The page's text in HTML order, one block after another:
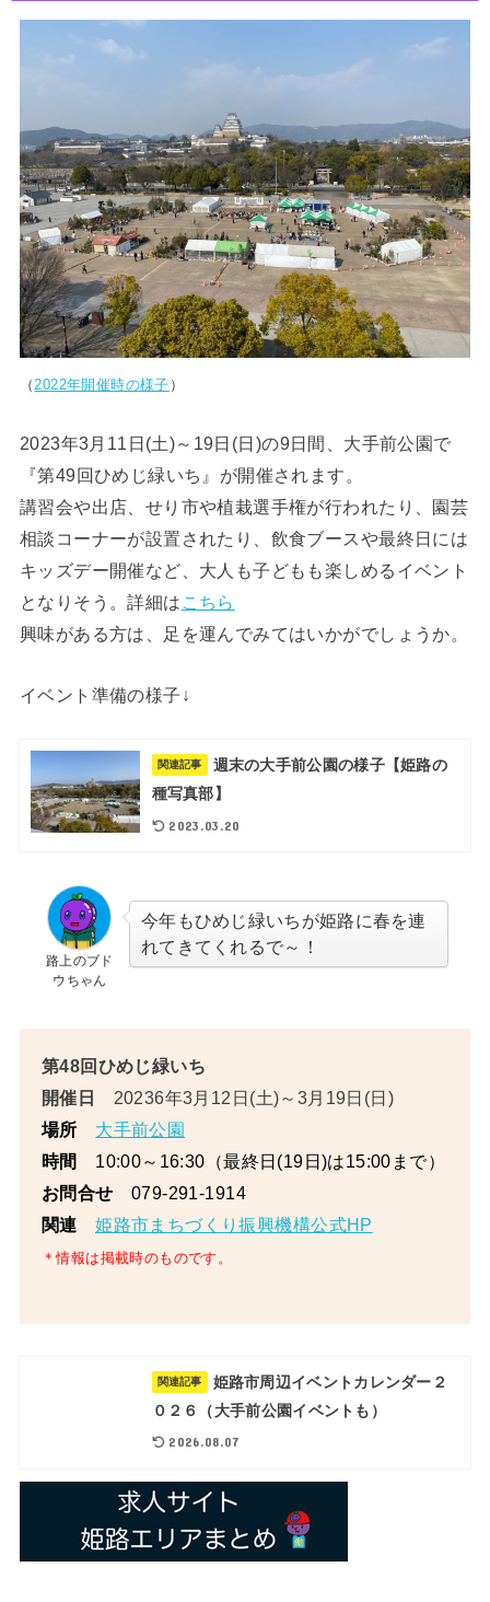
（ 2022年開催時の様子 ）
2023年3月11日(土)～19日(日)の9日間、大手前公園で
『第49回ひめじ緑いち』が開催されます。
講習会や出店、せり市や植栽選手権が行われたり、園芸
相談コーナーが設置されたり、飲食ブースや最終日には
キッズデー開催など、大人も子どもも楽しめるイベント
となりそう。詳細は こちら
興味がある方は、足を運んでみてはいかがでしょうか。
イベント準備の様子↓
関連記事
週末の大手前公園の様子【姫路の
種写真部】
2023.03.20
路上のブド
ウちゃん
今年もひめじ緑いちが姫路に春を連
れてきてくれるで～！
第48回ひめじ緑いち
開催日
20236年3月12日(土)～3月19日(日)
場所 大手前公園
時間 10:00～16:30（最終日(19日)は15:00まで）
お問合せ 079-291-1914
関連 姫路市まちづくり振興機構公式HP
＊情報は掲載時のものです。
関連記事
姫路市周辺イベントカレンダー２
０２６（大手前公園イベントも）
2026.08.07